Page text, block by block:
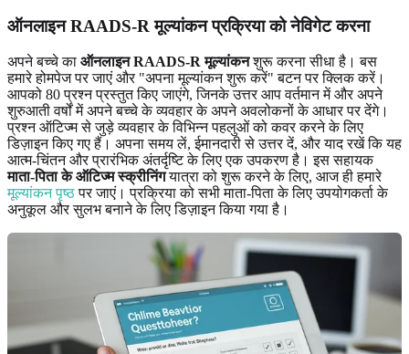
ऑनलाइन RAADS-R मूल्यांकन प्रक्रिया को नेविगेट करना
अपने बच्चे का ऑनलाइन RAADS-R मूल्यांकनशुरू करना सीधा है। बस
हमारे होमपेज पर जाएं और "अपना मूल्यांकन शुरू करें" बटन पर क्लिक करें।
आपको 80 प्रश्न प्रस्तुत किए जाएंगे, जिनके उत्तर आप वर्तमान में और अपने
शुरुआती वर्षों में अपने बच्चे के व्यवहार के अपने अवलोकनों के आधार पर देंगे।
प्रश्न ऑटिज्म से जुड़े व्यवहार के विभिन्न पहलुओं को कवर करने के लिए
डिज़ाइन किए गए हैं। अपना समय लें, ईमानदारी से उत्तर दें, और याद रखें कि यह
आत्म-चिंतन और प्रारंभिक अंतर्दृष्टि के लिए एक उपकरण है। इस सहायक
माता-पिता के ऑटिज्म स्क्रीनिंगयात्रा को शुरू करने के लिए, आज ही हमारे
मूल्यांकन पृष्ठपर जाएं। प्रक्रिया को सभी माता-पिता के लिए उपयोगकर्ता के
अनुकूल और सुलभ बनाने के लिए डिज़ाइन किया गया है।